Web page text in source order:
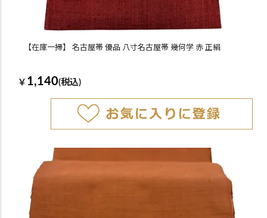
【在庫一掃】 名古屋帯 優品 八寸名古屋帯 幾何学 赤 正絹
￥ 1,140(税込)